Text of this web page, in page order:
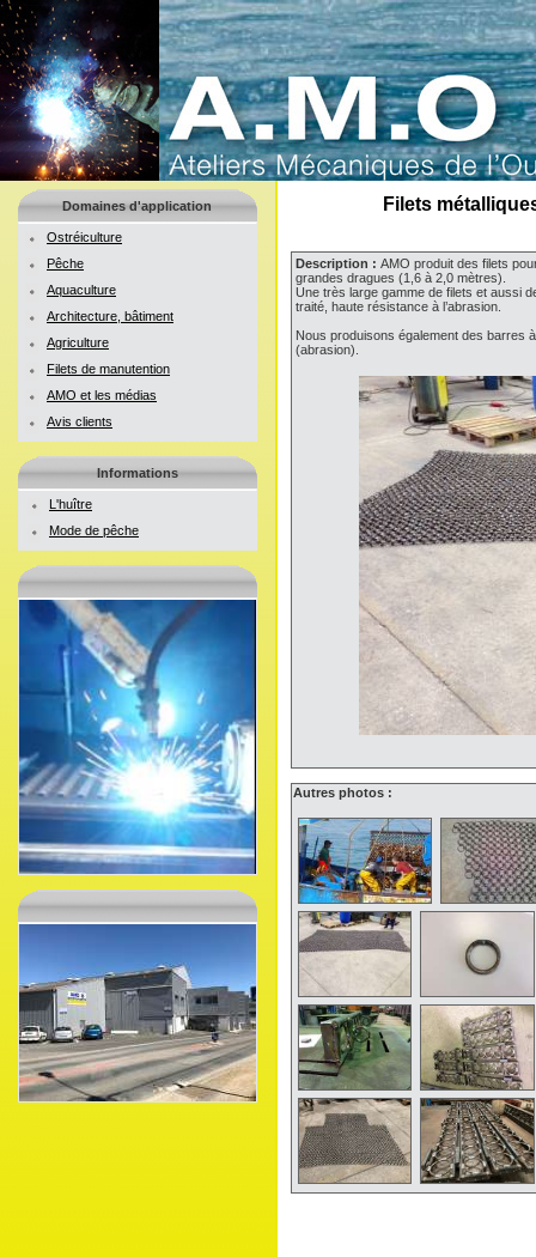
Domaines d'application
Ostréiculture
Pêche
Aquaculture
Architecture, bâtiment
Agriculture
Filets de manutention
AMO et les médias
Avis clients
Informations
L'huître
Mode de pêche
Filets
Description : AMO produit des filets
grandes dragues (1,6 à 2,0 mètres).
Une très large gamme de filets et aussi
traité, haute résistance à l’abrasion.
Nous produisons également des barres
(abrasion).
Autres photos :